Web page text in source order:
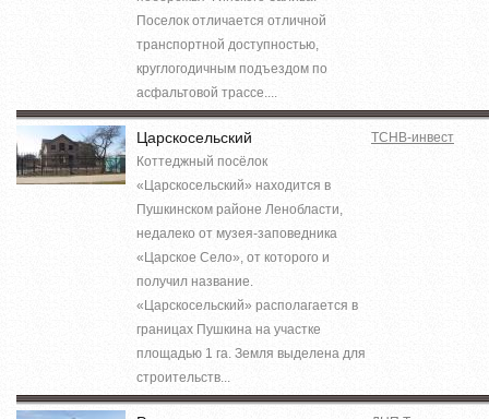
Поселок отличается отличной
транспортной доступностью,
круглогодичным подъездом по
асфальтовой трассе....
Царскосельский
Коттеджный посёлок
«Царскосельский» находится в
Пушкинском районе Ленобласти,
недалеко от музея-заповедника
«Царское Село», от которого и
получил название.
«Царскосельский» располагается в
границах Пушкина на участке
площадью 1 га. Земля выделена для
строительств...
ТСНВ-инвест